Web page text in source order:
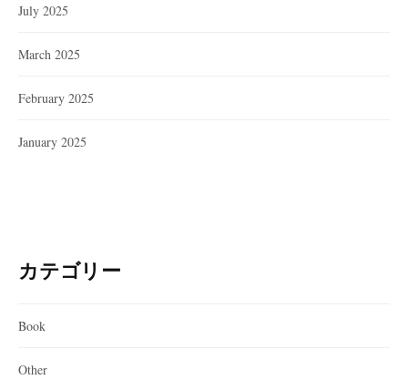
July 2025
March 2025
February 2025
January 2025
カテゴリー
Book
Other